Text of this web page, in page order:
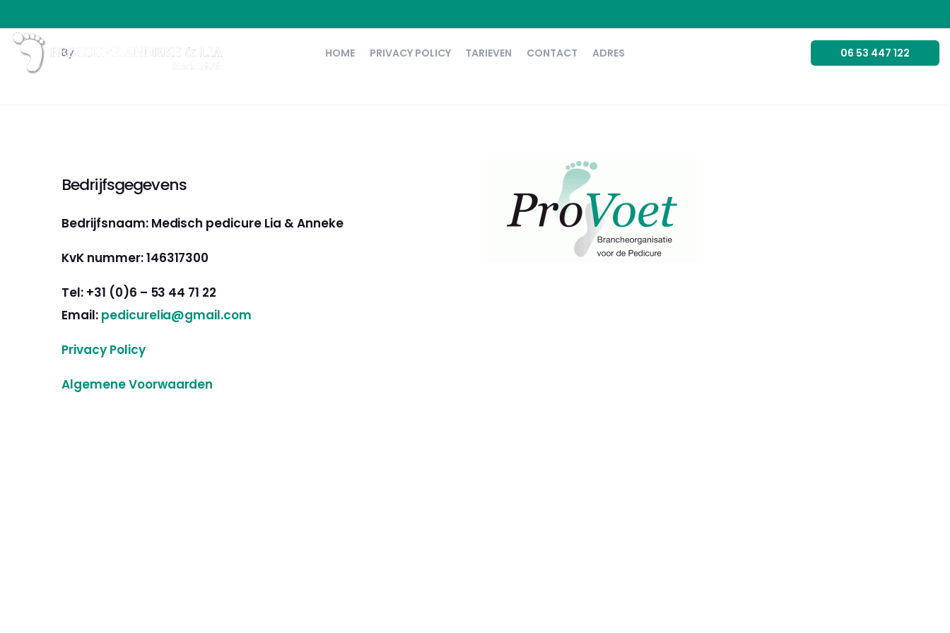
HOME PRIVACY POLICY TARIEVEN CONTACT ADRES 06 53 447 122
By
Bedrijfsgegevens
Bedrijfsnaam: Medisch pedicure Lia & Anneke
KvK nummer: 146317300
Tel: +31 (0)6 – 53 44 71 22
Email: pedicurelia@gmail.com
Privacy Policy
Algemene Voorwaarden